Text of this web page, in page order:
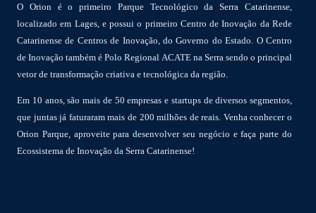
O Orion é o primeiro Parque Tecnológico da Serra Catarinense,
localizado em Lages, e possui o primeiro Centro de Inovação da Rede
Catarinense de Centros de Inovação, do Governo do Estado. O Centro
de Inovação também é Polo Regional ACATE na Serra sendo o principal
vetor de transformação criativa e tecnológica da região.
Em 10 anos, são mais de 50 empresas e startups de diversos segmentos,
que juntas já faturaram mais de 200 milhões de reais. Venha conhecer o
Orion Parque, aproveite para desenvolver seu negócio e faça parte do
Ecossistema de Inovação da Serra Catarinense!